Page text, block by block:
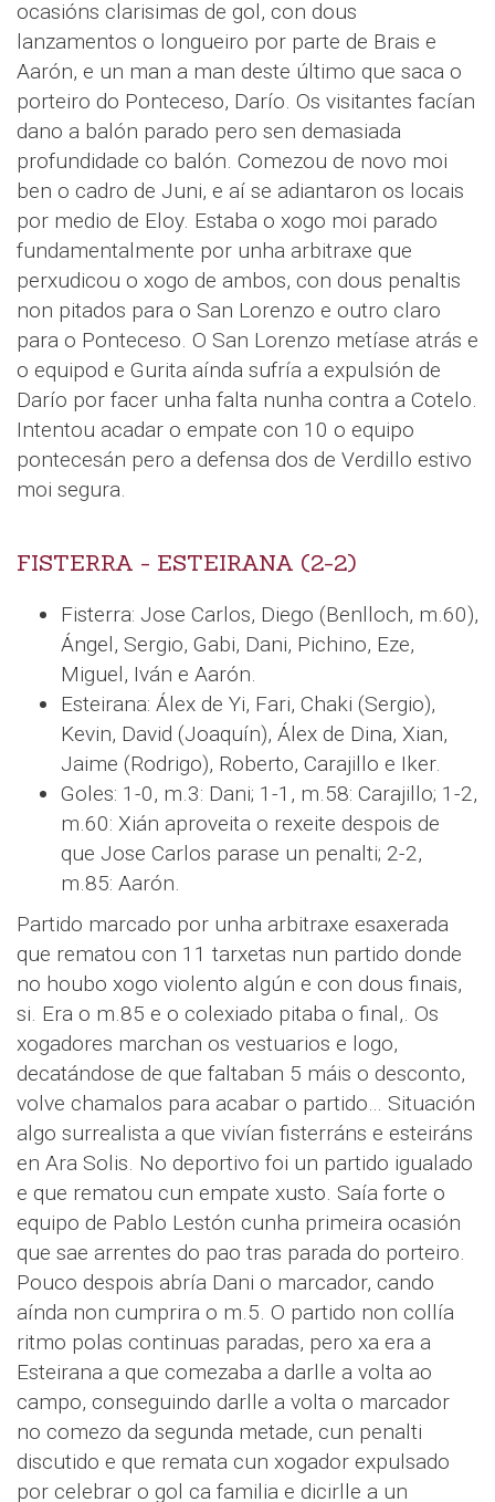
ocasións clarisimas de gol, con dous
lanzamentos o longueiro por parte de Brais e
Aarón, e un man a man deste último que saca o
porteiro do Ponteceso, Darío. Os visitantes facían
dano a balón parado pero sen demasiada
profundidade co balón. Comezou de novo moi
ben o cadro de Juni, e aí se adiantaron os locais
por medio de Eloy. Estaba o xogo moi parado
fundamentalmente por unha arbitraxe que
perxudicou o xogo de ambos, con dous penaltis
non pitados para o San Lorenzo e outro claro
para o Ponteceso. O San Lorenzo metíase atrás e
o equipod e Gurita aínda sufría a expulsión de
Darío por facer unha falta nunha contra a Cotelo.
Intentou acadar o empate con 10 o equipo
pontecesán pero a defensa dos de Verdillo estivo
moi segura.
FISTERRA - ESTEIRANA (2-2)
Fisterra: Jose Carlos, Diego (Benlloch, m.60),
Ángel, Sergio, Gabi, Dani, Pichino, Eze,
Miguel, Iván e Aarón.
Esteirana: Álex de Yi, Fari, Chaki (Sergio),
Kevin, David (Joaquín), Álex de Dina, Xian,
Jaime (Rodrigo), Roberto, Carajillo e Iker.
Goles: 1-0, m.3: Dani; 1-1, m.58: Carajillo; 1-2,
m.60: Xián aproveita o rexeite despois de
que Jose Carlos parase un penalti; 2-2,
m.85: Aarón.
Partido marcado por unha arbitraxe esaxerada
que rematou con 11 tarxetas nun partido donde
no houbo xogo violento algún e con dous finais,
si. Era o m.85 e o colexiado pitaba o final,. Os
xogadores marchan os vestuarios e logo,
decatándose de que faltaban 5 máis o desconto,
volve chamalos para acabar o partido… Situación
algo surrealista a que vivían fisterráns e esteiráns
en Ara Solis. No deportivo foi un partido igualado
e que rematou cun empate xusto. Saía forte o
equipo de Pablo Lestón cunha primeira ocasión
que sae arrentes do pao tras parada do porteiro.
Pouco despois abría Dani o marcador, cando
aínda non cumprira o m.5. O partido non collía
ritmo polas continuas paradas, pero xa era a
Esteirana a que comezaba a darlle a volta ao
campo, conseguindo darlle a volta o marcador
no comezo da segunda metade, cun penalti
discutido e que remata cun xogador expulsado
por celebrar o gol ca familia e dicirlle a un